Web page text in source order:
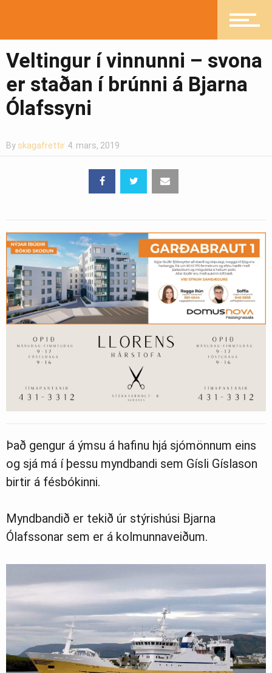
Pistlar
Veltingur í vinnunni – svona
er staðan í brúnni á Bjarna
Ólafssyni
By skagafrettir 4. mars, 2019
Það gengur á ýmsu á hafinu hjá sjómönnum eins
og sjá má í þessu myndbandi sem Gísli Gíslason
birtir á fésbókinni.
Myndbandið er tekið úr stýrishúsi Bjarna
Ólafssonar sem er á kolmunnaveiðum.